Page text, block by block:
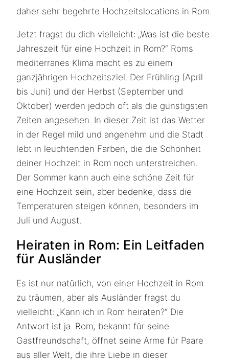
daher sehr begehrte Hochzeitslocations in Rom.
Jetzt fragst du dich vielleicht: „Was ist die beste
Jahreszeit für eine Hochzeit in Rom?“ Roms
mediterranes Klima macht es zu einem
ganzjährigen Hochzeitsziel. Der Frühling (April
bis Juni) und der Herbst (September und
Oktober) werden jedoch oft als die günstigsten
Zeiten angesehen. In dieser Zeit ist das Wetter
in der Regel mild und angenehm und die Stadt
lebt in leuchtenden Farben, die die Schönheit
deiner Hochzeit in Rom noch unterstreichen.
Der Sommer kann auch eine schöne Zeit für
eine Hochzeit sein, aber bedenke, dass die
Temperaturen steigen können, besonders im
Juli und August.
Heiraten in Rom: Ein Leitfaden
für Ausländer
Es ist nur natürlich, von einer Hochzeit in Rom
zu träumen, aber als Ausländer fragst du
vielleicht: „Kann ich in Rom heiraten?“ Die
Antwort ist ja. Rom, bekannt für seine
Gastfreundschaft, öffnet seine Arme für Paare
aus aller Welt, die ihre Liebe in dieser